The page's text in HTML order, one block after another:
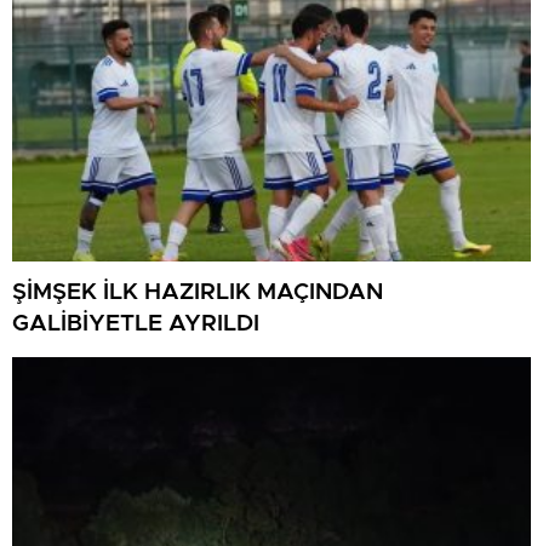
ŞİMŞEK İLK HAZIRLIK MAÇINDAN
GALİBİYETLE AYRILDI